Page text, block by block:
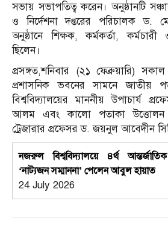
সভায় সভাপতিত্ব করেন। অনুষ্ঠানটি
ও নির্দেশনা দপ্তরের পরিচালক
অনুষ্ঠানে শিক্ষক, কর্মকর্তা, কর্মচারী
ছিলেন।
প্রসঙ্গত,শনিবার (২১ ফেব্রুয়ারি)
প্রশাসনিক ভবনের সামনে জাতীয়
বিশ্ববিদ্যালয়ের মাননীয় উপাচার্য
আলম এবং কালো পতাকা উত্তোলন
ট্রেজারার প্রফেসর ড. জয়নুল আবেদীন
নজরুল বিশ্ববিদ্যালয়ে ৪র্থ
‘নাট্যজন সম্মাননা’ পেলেন আবুল হায়াত
24 July 2026